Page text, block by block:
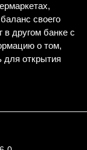
своего
в другом банке с
о том,
для открытия